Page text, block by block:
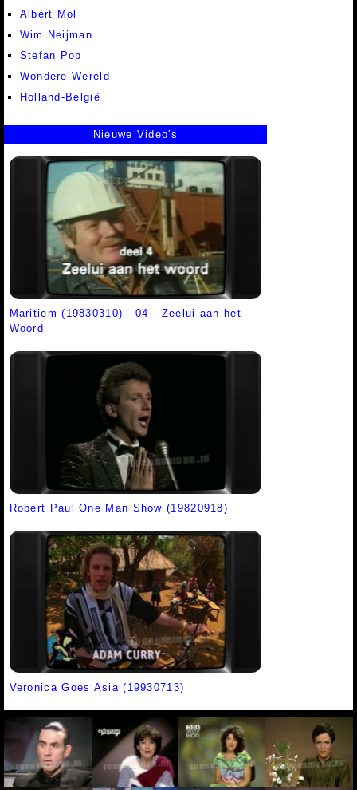
Albert Mol
Wim Neijman
Stefan Pop
Wondere Wereld
Holland-België
Nieuwe Video's
Maritiem (19830310) - 04 - Zeelui aan het
Woord
Robert Paul One Man Show (19820918)
Veronica Goes Asia (19930713)